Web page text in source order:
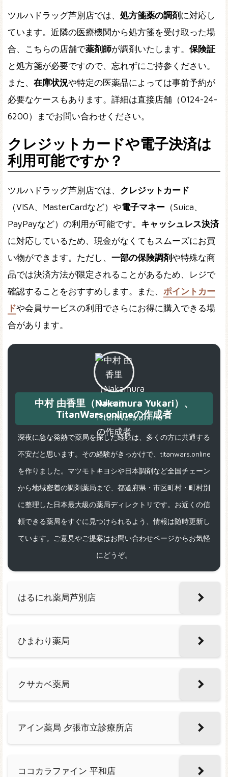
ツルハドラッグ芦別店では、 処方箋薬の調剤 に対応し
ています。近隣の医療機関から処方箋を受け取った場
合、こちらの店舗で薬剤師が調剤いたします。 保険証
と処方箋が必要ですので、忘れずにご持参ください。
また、 在庫状況や特定の医薬品によっては事前予約が
必要なケースもあります。詳細は直接店舗（0124-24-
6200）までお問い合わせください。
クレジットカードや電子決済は
利用可能ですか？
ツルハドラッグ芦別店では、 クレジットカード
（VISA、MasterCardなど）や電子マネー （Suica、
PayPayなど）の利用が可能です。 キャッシュレス決済
に対応しているため、現金がなくてもスムーズにお買
い物ができます。ただし、 一部の保険調剤や特殊な商
品では決済方法が限定されることがあるため、レジで
確認することをおすすめします。また、 ポイントカー
ドや会員サービスの利用でさらにお得に購入できる場
合があります。
中村 由香里（Nakamura Yukari）、
TitanWars.onlineの作成者
深夜に急な発熱で薬局を探した経験は、多くの方に共通する
不安だと思います。その経験がきっかけで、titanwars.online
を作りました。マツモトキヨシや日本調剤など全国チェーン
から地域密着の調剤薬局まで、都道府県・市区町村・町村別
に整理した日本最大級の薬局ディレクトリです。お近くの信
頼できる薬局をすぐに見つけられるよう、情報は随時更新し
ています。ご意見やご提案はお問い合わせページからお気軽
にどうぞ。
はるにれ薬局芦別店
ひまわり薬局
クサカベ薬局
アイン薬局 夕張市立診療所店
ココカラファイン 平和店